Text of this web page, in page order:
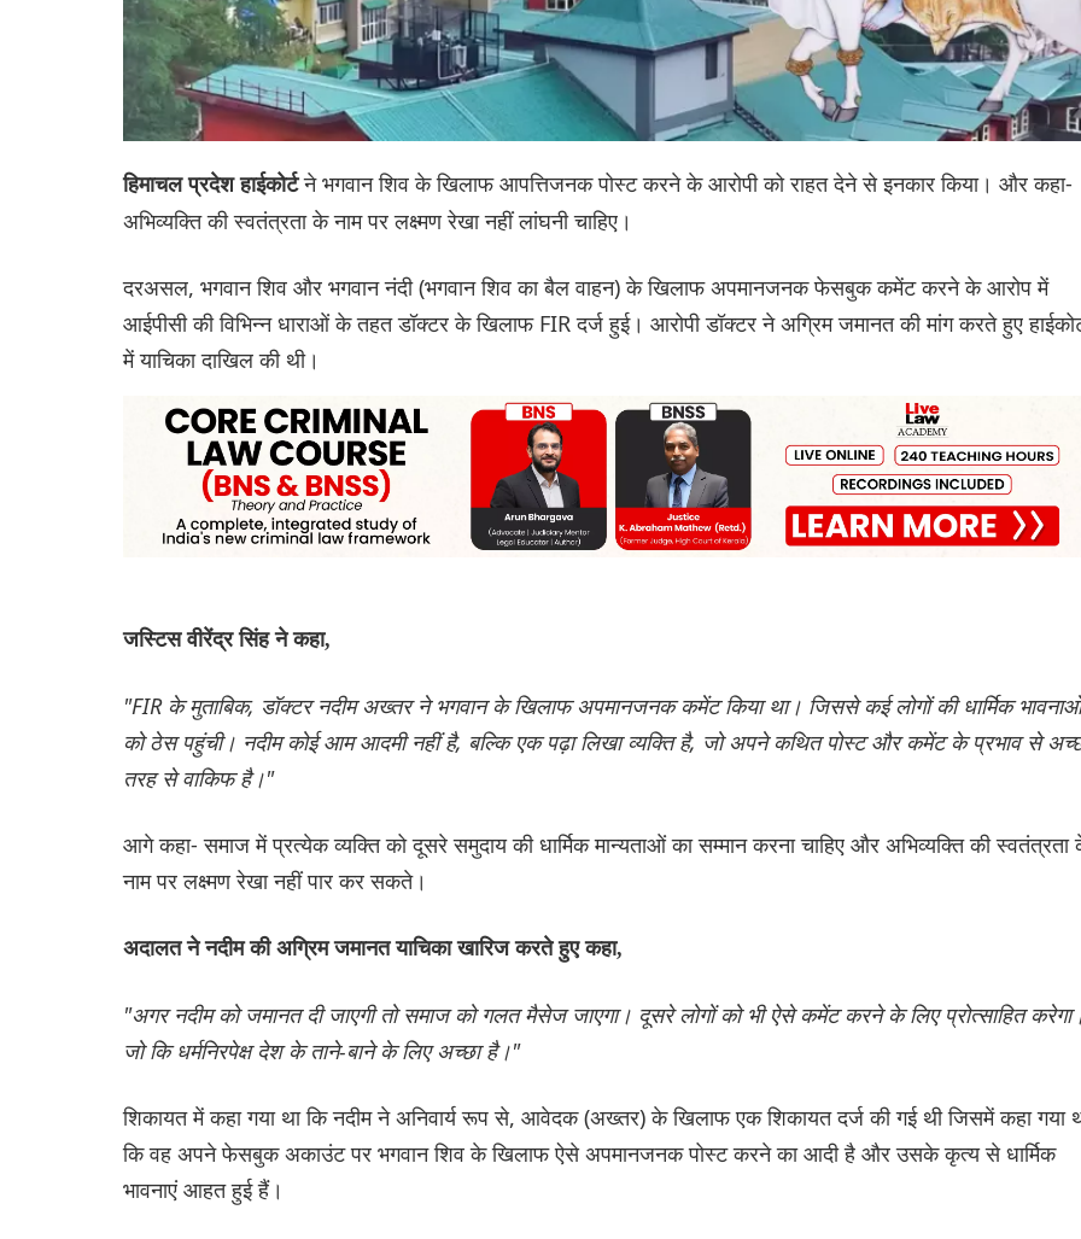
हिमाचल प्रदेश हाईकोर्टने भगवान शिव के खिलाफ आपत्तिजनक पोस्ट करने के आरोपी को राहत देने से इनकार किया। और कहा-
अभिव्यक्ति की स्वतंत्रता के नाम पर लक्ष्मण रेखा नहीं लांघनी चाहिए।
दरअसल, भगवान शिव और भगवान नंदी (भगवान शिव का बैल वाहन) के खिलाफ अपमानजनक फेसबुक कमेंट करने के आरोप में
आईपीसी की विभिन्न धाराओं के तहत डॉक्टर के खिलाफ FIR दर्ज हुई। आरोपी डॉक्टर ने अग्रिम जमानत की मांग करते हुए
में याचिका दाखिल की थी।
जस्टिस वीरेंद्र सिंह ने कहा,
"FIR के मुताबिक, डॉक्टर नदीम अख्तर ने भगवान के खिलाफ अपमानजनक कमेंट किया था। जिससे कई लोगों की धार्मिक भावनाओं
को ठेस पहुंची। नदीम कोई आम आदमी नहीं है, बल्कि एक पढ़ा लिखा व्यक्ति है, जो अपने कथित पोस्ट और कमेंट के प्रभाव से
तरह से वाकिफ है।"
आगे कहा- समाज में प्रत्येक व्यक्ति को दूसरे समुदाय की धार्मिक मान्यताओं का सम्मान करना चाहिए और अभिव्यक्ति की स्वतंत्रता
नाम पर लक्ष्मण रेखा नहीं पार कर सकते।
अदालत ने नदीम की अग्रिम जमानत याचिका खारिज करते हुए कहा,
"अगर नदीम को जमानत दी जाएगी तो समाज को गलत मैसेज जाएगा। दूसरे लोगों को भी ऐसे कमेंट करने के लिए प्रोत्साहित
जो कि धर्मनिरपेक्ष देश के ताने-बाने के लिए अच्छा है।"
शिकायत में कहा गया था कि नदीम ने अनिवार्य रूप से, आवेदक (अख्तर) के खिलाफ एक शिकायत दर्ज की गई थी जिसमें कहा गया
कि वह अपने फेसबुक अकाउंट पर भगवान शिव के खिलाफ ऐसे अपमानजनक पोस्ट करने का आदी है और उसके कृत्य से धार्मिक
भावनाएं आहत हुई हैं।